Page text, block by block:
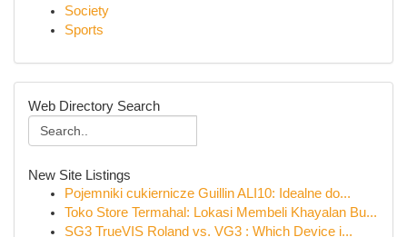
Society
Sports
Web Directory Search
New Site Listings
Pojemniki cukiernicze Guillin ALI10: Idealne do...
Toko Store Termahal: Lokasi Membeli Khayalan Bu...
SG3 TrueVIS Roland vs. VG3 : Which Device i...